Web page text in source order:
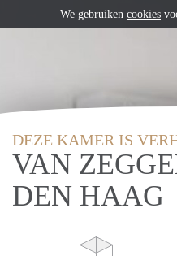
DEZE KAMER IS
VAN
DEN HAAG
We gebruiken cookies